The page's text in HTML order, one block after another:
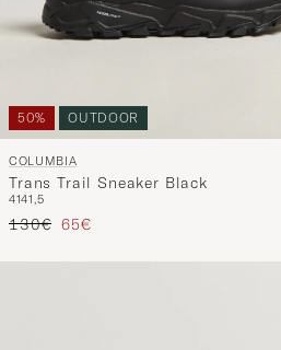
50% OUTDOOR
COLUMBIA
Trans Trail Sneaker Black
4141,5
Tavallinen hinta
130€ Alennettu hinta
65€